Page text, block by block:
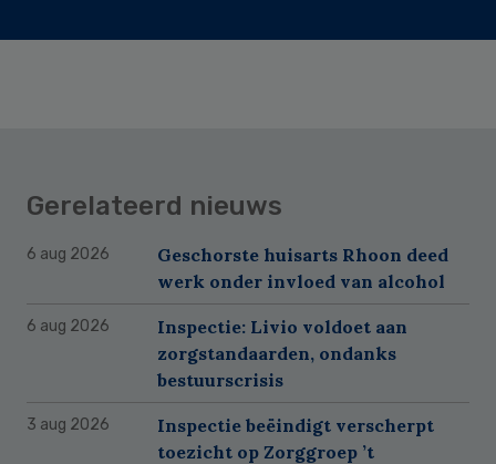
Gerelateerd nieuws
6 aug 2026
Geschorste huisarts Rhoon deed
werk onder invloed van alcohol
6 aug 2026
Inspectie: Livio voldoet aan
zorgstandaarden, ondanks
bestuurscrisis
3 aug 2026
Inspectie beëindigt verscherpt
toezicht op Zorggroep ’t